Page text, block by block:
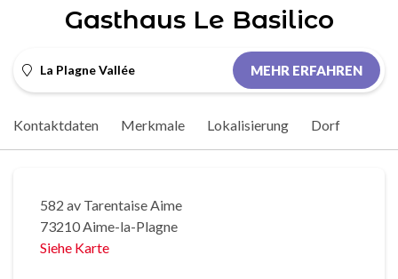
Gasthaus Le Basilico
La Plagne Vallée MEHR ERFAHREN
Kontaktdaten Merkmale Lokalisierung Dorf
582 av Tarentaise Aime
73210 Aime-la-Plagne
Siehe Karte